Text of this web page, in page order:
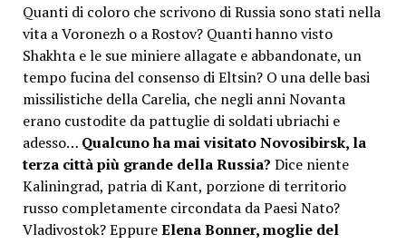
Quanti di coloro che scrivono di Russia sono stati nella
vita a Voronezh o a Rostov? Quanti hanno visto
Shakhta e le sue miniere allagate e abbandonate, un
tempo fucina del consenso di Eltsin? O una delle basi
missilistiche della Carelia, che negli anni Novanta
erano custodite da pattuglie di soldati ubriachi e
adesso… Qualcuno ha mai visitato Novosibirsk, la
terza città più grande della Russia? Dice niente
Kaliningrad, patria di Kant, porzione di territorio
russo completamente circondata da Paesi Nato?
Vladivostok? EppureElena Bonner, moglie del